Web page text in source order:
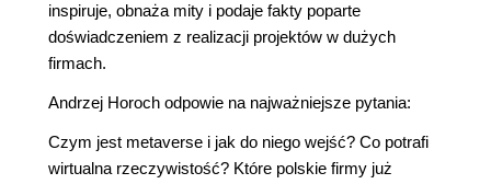
inspiruje, obnaża mity i podaje fakty poparte
doświadczeniem z realizacji projektów w dużych
firmach.
Andrzej Horoch odpowie na najważniejsze pytania:
Czym jest metaverse i jak do niego wejść? Co potrafi
wirtualna rzeczywistość? Które polskie firmy już